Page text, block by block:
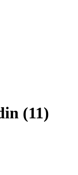
(11)